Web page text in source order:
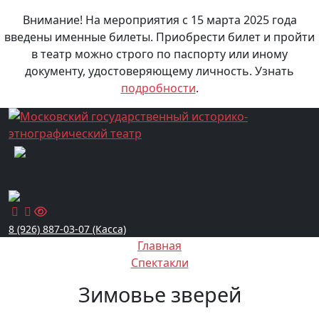
Внимание! На мероприятия с 15 марта 2025 года
введены именные билеты. Приобрести билет и пройти
в театр можно строго по паспорту или иному
документу, удостоверяющему личность. Узнать
подробности.
8 (926) 887-03-07 (Касса)
Зимовье зверей
Главная
Спектакли